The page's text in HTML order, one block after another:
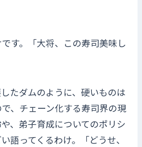
す。「大将、この寿司美味し
たダムのように、硬いものは
、チェーン化する寿司界の現
、弟子育成についてのポリシ
語ってくるわけ。「どうせ、